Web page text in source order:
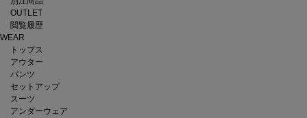
OUTLET
閲覧履歴
WEAR
トップス
アウター
パンツ
セットアップ
スーツ
アンダーウェア